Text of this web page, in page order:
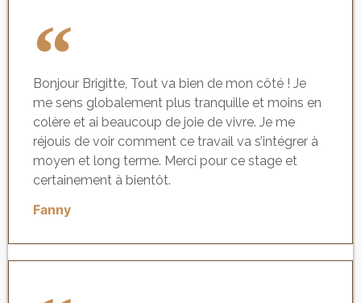
Bonjour Brigitte, Tout va bien de mon côté ! Je
me sens globalement plus tranquille et moins en
colère et ai beaucoup de joie de vivre. Je me
réjouis de voir comment ce travail va s’intégrer à
moyen et long terme. Merci pour ce stage et
certainement à bientôt.
Fanny